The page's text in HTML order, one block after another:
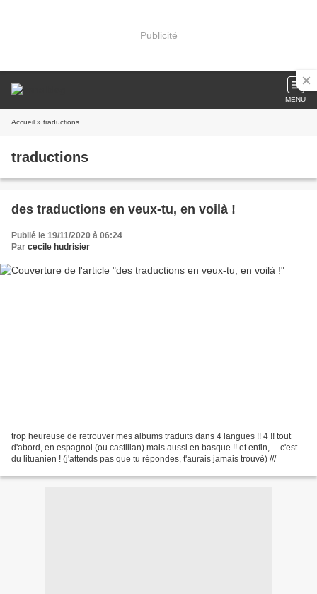
Publicité
MENU
Accueil » traductions
traductions
des traductions en veux-tu, en voilà !
Publié le 19/11/2020 à 06:24
Par cecile hudrisier
trop heureuse de retrouver mes albums traduits dans 4 langues !! 4 !! tout
d'abord, en espagnol (ou castillan) mais aussi en basque !! et enfin, ... c'est
du lituanien ! (j'attends pas que tu répondes, t'aurais jamais trouvé) ///